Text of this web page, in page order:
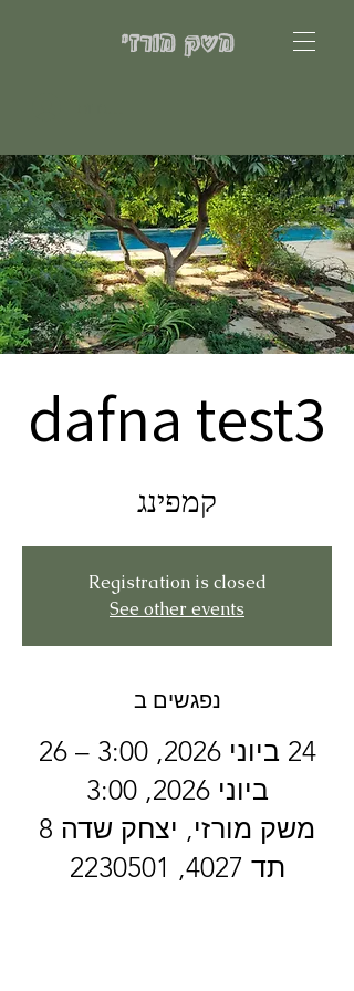
משק מורזי
dafna test3
קמפינג
Registration is closed
See other events
נפגשים ב
24 ביוני 2026, 3:00 – 26
ביוני 2026, 3:00
משק מורזי, יצחק שדה 8
תד 4027, 2230501